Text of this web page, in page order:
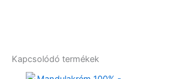
Kapcsolódó termékek